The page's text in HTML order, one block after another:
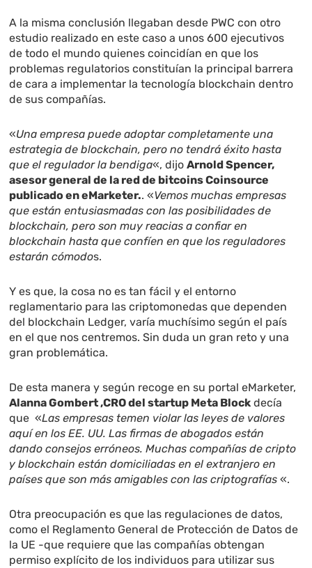
A la misma conclusión llegaban desde PWC con otro
estudio realizado en este caso a unos 600 ejecutivos
de todo el mundo quienes coincidían en que los
problemas regulatorios constituían la principal barrera
de cara a implementar la tecnología blockchain dentro
de sus compañías.
«Una empresa puede adoptar completamente una
estrategia de blockchain, pero no tendrá éxito hasta
que el regulador la bendiga«, dijoArnold Spencer,
asesor general de la red de bitcoins Coinsource
publicado en eMarketer.. «Vemos muchas empresas
que están entusiasmadas con las posibilidades de
blockchain, pero son muy reacias a confiar en
blockchain hasta que confíen en que los reguladores
estarán cómodos.
Y es que, la cosa no es tan fácil y el entorno
reglamentario para las criptomonedas que dependen
del blockchain Ledger, varía muchísimo según el país
en el que nos centremos. Sin duda un gran reto y una
gran problemática.
De esta manera y según recoge en su portal eMarketer,
Alanna Gombert ,CRO del startup Meta Block decía
que «Las empresas temen violar las leyes de valores
aquí en los EE. UU. Las firmas de abogados están
dando consejos erróneos. Muchas compañías de cripto
y blockchain están domiciliadas en el extranjero en
países que son más amigables con las criptografías «.
Otra preocupación es que las regulaciones de datos,
como el Reglamento General de Protección de Datos de
la UE -que requiere que las compañías obtengan
permiso explícito de los individuos para utilizar sus